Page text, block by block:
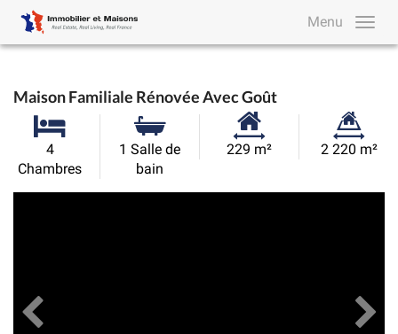
Menu
Maison Familiale Rénovée Avec Goût
4
Chambres
1 Salle de
bain
Surface
229 m²
Superficie
2 220 m²